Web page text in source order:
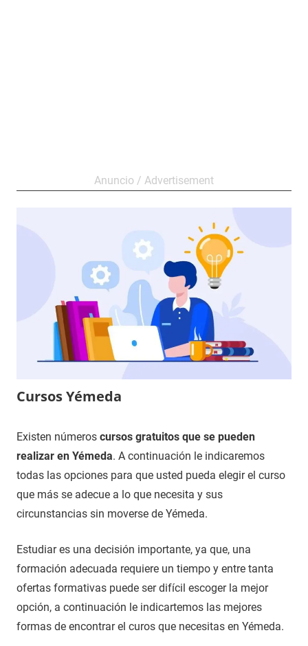
Cursos Yémeda
8
de
diciembre
2020
Maria
Cursos
en
Cuenca
Existen números cursos gratuitos que se pueden
realizar en Yémeda. A continuación le indicaremos
todas las opciones para que usted pueda elegir el curso
que más se adecue a lo que necesita y sus
circunstancias sin moverse de Yémeda.
Estudiar es una decisión importante, ya que, una
formación adecuada requiere un tiempo y entre tanta
ofertas formativas puede ser difícil escoger la mejor
opción, a continuación le indicartemos las mejores
formas de encontrar el curos que necesitas en Yémeda.